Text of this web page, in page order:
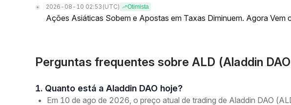
2026-08-10 02:53 (UTC) Otimista
Ações Asiáticas Sobem e Apostas em Taxas Diminuem. Agora
Perguntas frequentes sobre ALD (Aladdin
1. Quanto está a Aladdin DAO hoje?
Em 10 de ago de 2026, o preço atual de trading de Aladdin DAO